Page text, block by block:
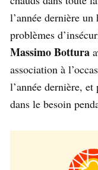
l’année dernière
problèmes
Massimo Bottura
association à
l’année dernière,
dans le besoin